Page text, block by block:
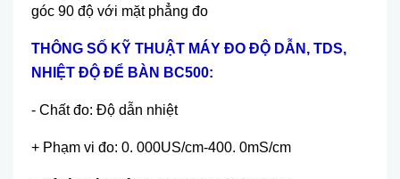
góc 90 độ với mặt phẳng đo
THÔNG SỐ KỸ THUẬT MÁY ĐO ĐỘ DẪN, TDS,
NHIỆT ĐỘ ĐỂ BÀN BC500:
- Chất đo: Độ dẫn nhiệt
+ Phạm vi đo: 0. 000US/cm-400. 0mS/cm